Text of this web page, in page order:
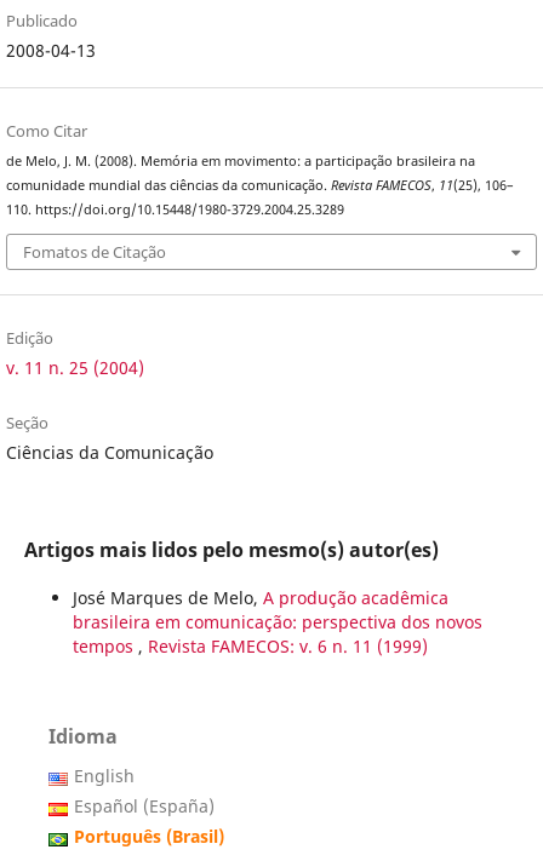
Publicado
2008-04-13
Como Citar
de Melo, J. M. (2008). Memória em movimento: a participação brasileira na
comunidade mundial das ciências da comunicação. Revista FAMECOS, 11(25), 106–
110. https://doi.org/10.15448/1980-3729.2004.25.3289
Fomatos de Citação
Edição
v. 11 n. 25 (2004)
Seção
Ciências da Comunicação
Artigos mais lidos pelo mesmo(s) autor(es)
José Marques de Melo, A produção acadêmica
brasileira em comunicação: perspectiva dos novos
tempos , Revista FAMECOS: v. 6 n. 11 (1999)
Idioma
English
Español (España)
Português (Brasil)